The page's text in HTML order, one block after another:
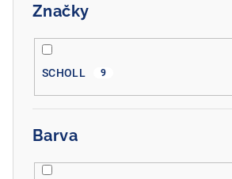
Značky
SCHOLL 9
Barva